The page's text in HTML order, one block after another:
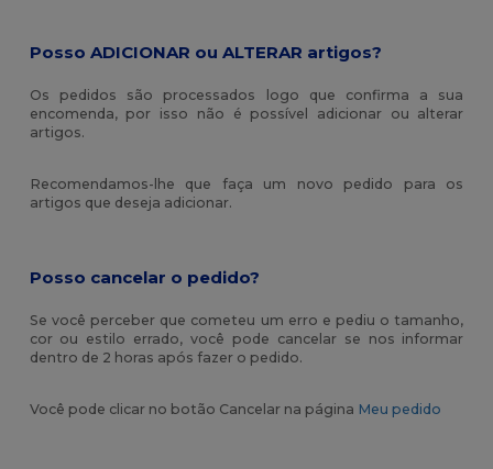
Posso ADICIONAR ou ALTERAR artigos?
Os pedidos são processados logo que confirma a sua
encomenda, por isso não é possível adicionar ou alterar
artigos.
Recomendamos-lhe que faça um novo pedido para os
artigos que deseja adicionar.
Posso cancelar o pedido?
Se você perceber que cometeu um erro e pediu o tamanho,
cor ou estilo errado, você pode cancelar se nos informar
dentro de 2 horas após fazer o pedido.
Você pode clicar no botão Cancelar na página Meu pedido